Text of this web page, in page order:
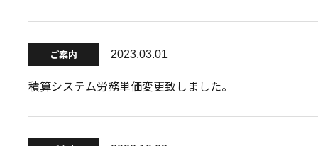
ご案内 2023.03.01
積算システム労務単価変更致しました。